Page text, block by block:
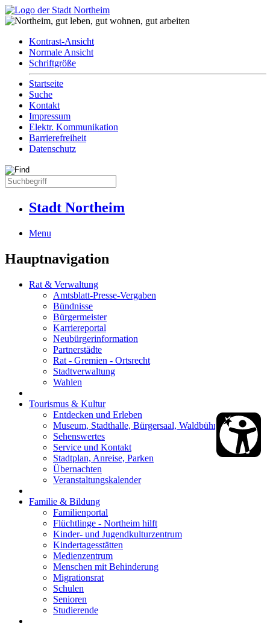
Kontrast-Ansicht
Normale Ansicht
Schriftgröße
Startseite
Suche
Kontakt
Impressum
Elektr. Kommunikation
Barrierefreiheit
Datenschutz
Stadt Northeim
Menu
Hauptnavigation
Rat & Verwaltung
Amtsblatt-Presse-Vergaben
Bündnisse
Bürgermeister
Karriereportal
Neubürgerinformation
Partnerstädte
Rat - Gremien - Ortsrecht
Stadtverwaltung
Wahlen
Tourismus & Kultur
Entdecken und Erleben
Museum, Stadthalle, Bürgersaal, Waldbühne
Sehenswertes
Service und Kontakt
Stadtplan, Anreise, Parken
Übernachten
Veranstaltungskalender
Familie & Bildung
Familienportal
Flüchtlinge - Northeim hilft
Kinder- und Jugendkulturzentrum
Kindertagesstätten
Medienzentrum
Menschen mit Behinderung
Migrationsrat
Schulen
Senioren
Studierende